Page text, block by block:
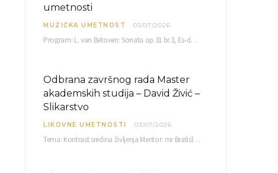
umetnosti
MUZIČKA UMETNOST 03/07/2026
Program: L. van Betoven: Sonata op.31 br.3, Es-dur R. Šuman: Bečki karneval op.26 K. Debisi:…
Odbrana završnog rada Master
akademskih studija – David Živić –
Slikarstvo
LIKOVNE UMETNOSTI 03/07/2026
Tema: Kontrast sredina življenja Mentor: mr Bratislav Bašić, redovni profesor Sreda, 08.07.2026. u…